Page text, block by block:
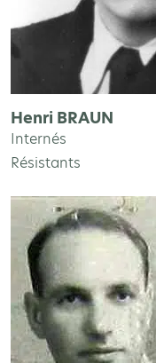
Henri BRAUN
Internés
Résistants